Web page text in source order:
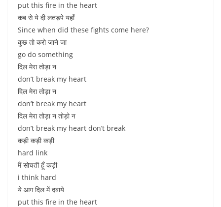
put this fire in the heart
कब से ये दी लतड़पे यहाँ
Since when did these fights come here?
कुछ तो करो जाने जा
go do something
दिल मेरा तोड़ा न
don’t break my heart
दिल मेरा तोड़ा न
don’t break my heart
दिल मेरा तोड़ा न तोड़ो न
don’t break my heart don’t break
कड़ी कड़ी कड़ी
hard link
मैं सोचती हूँ कड़ी
i think hard
ये आग दिल में दबाये
put this fire in the heart